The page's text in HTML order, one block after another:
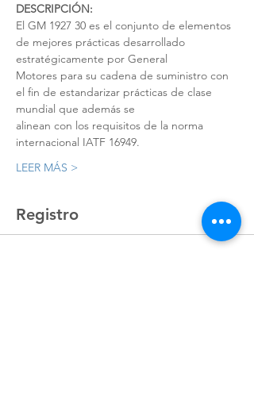
DESCRIPCIÓN:
El GM 1927 30 es el conjunto de elementos
de mejores prácticas desarrollado
estratégicamente por General
Motores para su cadena de suministro con
el fin de estandarizar prácticas de clase
mundial que además se
alinean con los requisitos de la norma
internacional IATF 16949.
LEER MÁS >
Registro